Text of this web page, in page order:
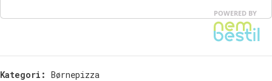
Kategori: Børnepizza